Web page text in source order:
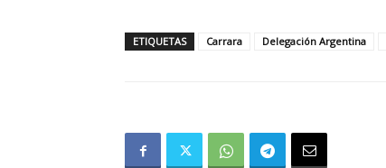
ETIQUETAS Carrara Delegación Argentina